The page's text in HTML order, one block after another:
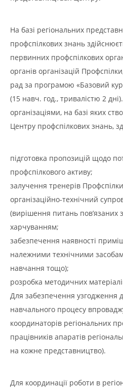
На базі регіональних
профспілкових знань
первинних профспілкових
органів організацій
рад за програмою «Базовий
(15 навч. год., тривалістю 2
організаціями, на базі яких
Центру профспілкових знань,
підготовка пропозицій щодо
профспілкового активу;
залучення тренерів
організаційно-технічний
(вирішення питань
харчуванням;
забезпечення наявності
належними технічними
навчання тощо);
розробка методичних
Для забезпечення узгодження
навчального процесу
координаторів регіональних
працівників апаратів
на кожне представництво).
Для координації роботи в